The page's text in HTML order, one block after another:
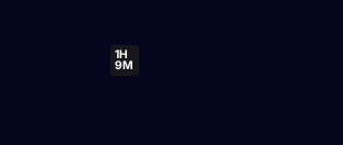
1H
9M